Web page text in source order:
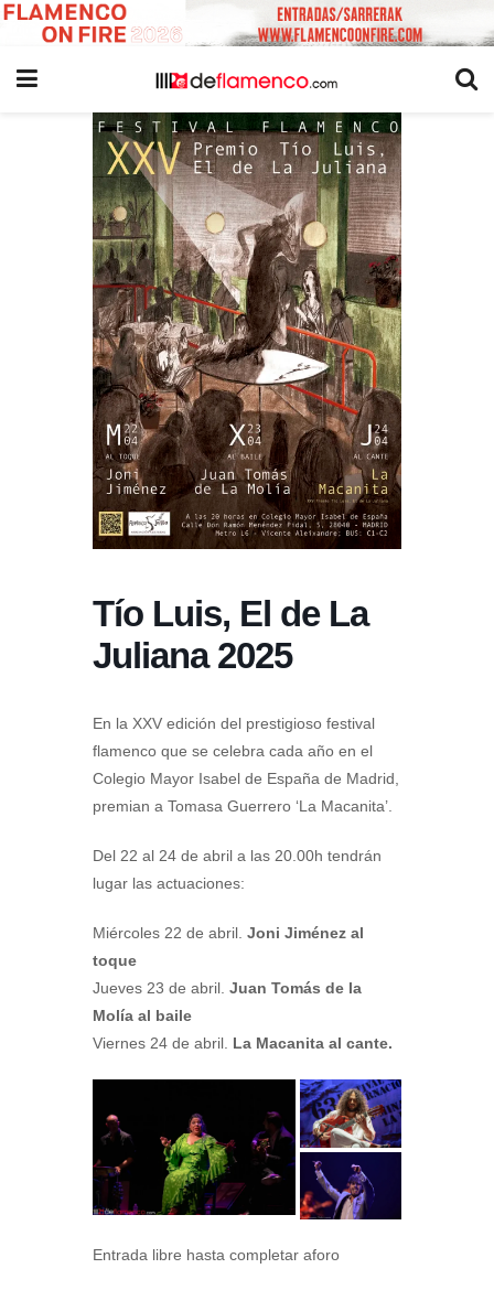
Tío Luis, El de La
Juliana 2025
En la XXV edición del prestigioso festival
flamenco que se celebra cada año en el
Colegio Mayor Isabel de España de Madrid,
premian a Tomasa Guerrero ‘La Macanita’.
Del 22 al 24 de abril a las 20.00h tendrán
lugar las actuaciones:
Miércoles 22 de abril. Joni Jiménez al
toque
Jueves 23 de abril. Juan Tomás de la
Molía al baile
Viernes 24 de abril. La Macanita al cante.
Entrada libre hasta completar aforo